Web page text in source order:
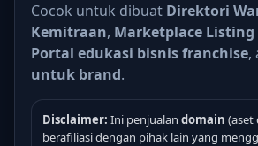
Cocok untuk dibuat Direktori
Kemitraan, Marketplace Listing
Portal edukasi bisnis franchise,
untuk brand.
Disclaimer: Ini penjualan domain (aset
berafiliasi dengan pihak lain yang